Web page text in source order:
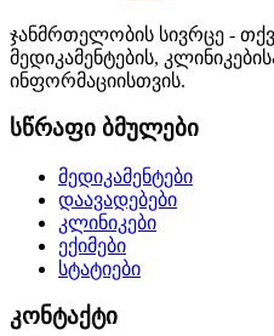
ჯანმრთელობის სივრცე -
მედიკამენტების,
ინფორმაციისთვის.
სწრაფი ბმულები
მედიკამენტები
დაავადებები
კლინიკები
ექიმები
სტატიები
კონტაქტი